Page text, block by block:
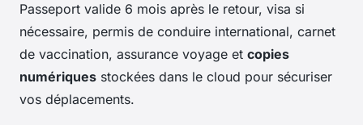
Passeport valide 6 mois après le retour, visa si
nécessaire, permis de conduire international, carnet
de vaccination, assurance voyage et copies
numériques stockées dans le cloud pour sécuriser
vos déplacements.